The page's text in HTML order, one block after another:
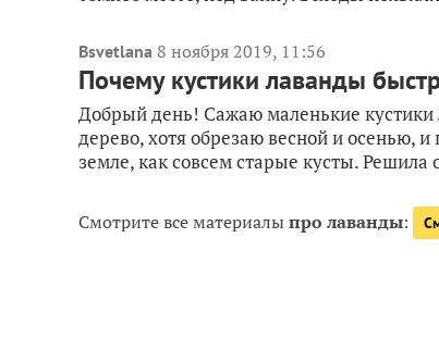
Bsvetlana 8 ноября 2019, 11:56
Почему кустики лаванды
Добрый день! Сажаю маленькие кустики
дерево, хотя обрезаю весной и осенью,
земле, как совсем старые кусты. Решила
Смотрите все материалыпро лаванды: